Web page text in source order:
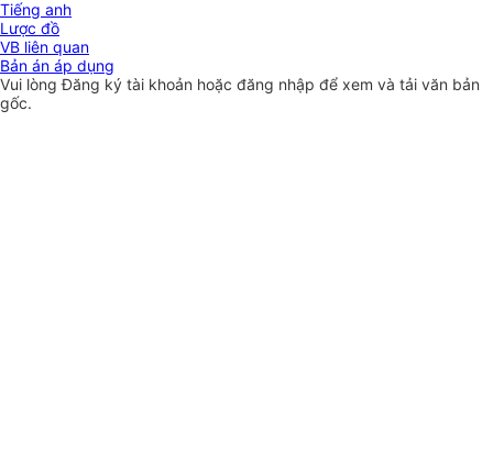
Tiếng anh
Lược đồ
VB liên quan
Bản án áp dụng
Vui lòngĐăng ký tài khoản hoặc đăng nhập để xem và tải văn bản
gốc.